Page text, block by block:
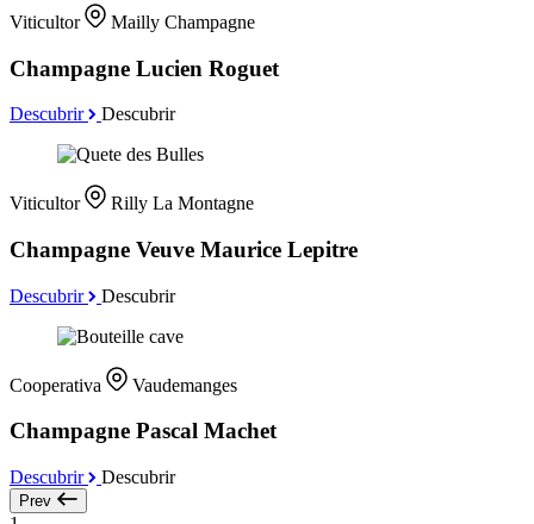
Viticultor Mailly Champagne
Champagne Lucien Roguet
Descubrir Descubrir
Viticultor Rilly La Montagne
Champagne Veuve Maurice Lepitre
Descubrir Descubrir
Cooperativa Vaudemanges
Champagne Pascal Machet
Descubrir Descubrir
Prev